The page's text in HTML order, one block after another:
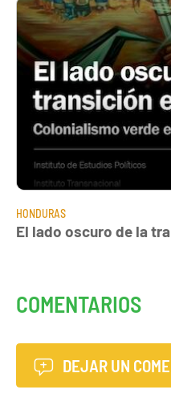
HONDURAS
El lado oscuro de la
COMENTARIOS
DEJAR UN